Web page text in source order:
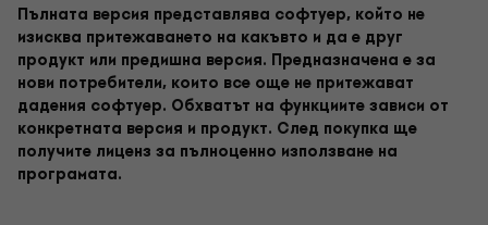
Пълната версия представлява софтуер, който не
изисква притежаването на какъвто и да е друг
продукт или предишна версия. Предназначена е за
нови потребители, които все още не притежават
дадения софтуер. Обхватът на функциите зависи от
конкретната версия и продукт. След покупка ще
получите лиценз за пълноценно използване на
програмата.